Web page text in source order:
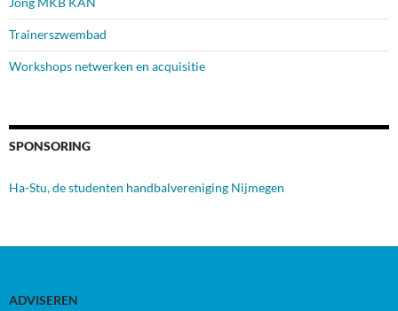
Trainerszwembad
Workshops netwerken en acquisitie
SPONSORING
Ha-Stu, de studenten handbalvereniging Nijmegen
ADVISEREN